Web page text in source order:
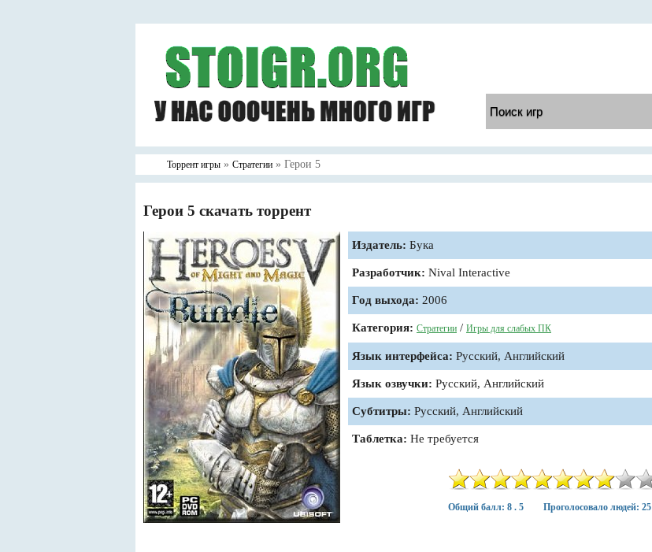
Торрент игры » Стратегии » Герои 5
Герои 5 скачать торрент
Издатель: Бука
Разработчик: Nival Interactive
Год выхода: 2006
Категория: Стратегии / Игры для слабых ПК
Язык интерфейса: Русский, Английский
Язык озвучки: Русский, Английский
Субтитры: Русский, Английский
Таблетка: Не требуется
Общий балл: 8 . 5 Проголосовало людей: 25